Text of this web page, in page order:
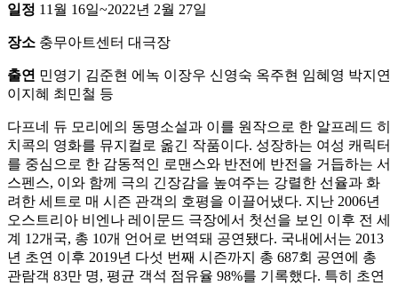
일정 11월 16일~2022년 2월 27일
장소 충무아트센터 대극장
출연 민영기 김준현 에녹 이장우 신영숙 옥주현 임혜영 박지연
이지혜 최민철 등
다프네 듀 모리에의 동명소설과 이를 원작으로 한 알프레드 히
치콕의 영화를 뮤지컬로 옮긴 작품이다. 성장하는 여성 캐릭터
를 중심으로 한 감동적인 로맨스와 반전에 반전을 거듭하는 서
스펜스, 이와 함께 극의 긴장감을 높여주는 강렬한 선율과 화
려한 세트로 매 시즌 관객의 호평을 이끌어냈다. 지난 2006년
오스트리아 비엔나 레이문드 극장에서 첫선을 보인 이후 전 세
계 12개국, 총 10개 언어로 번역돼 공연됐다. 국내에서는 2013
년 초연 이후 2019년 다섯 번째 시즌까지 총 687회 공연에 총
관람객 83만 명, 평균 객석 점유율 98%를 기록했다. 특히 초연